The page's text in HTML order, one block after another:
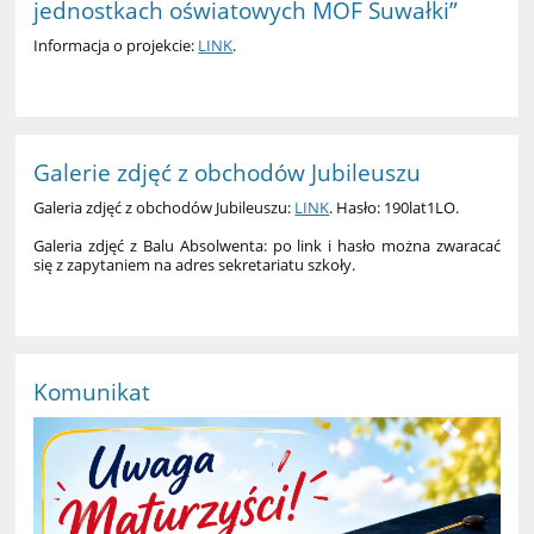
jednostkach oświatowych MOF Suwałki”
Informacja o projekcie: LINK.
Galerie zdjęć z obchodów Jubileuszu
Galeria zdjęć z obchodów Jubileuszu: LINK. Hasło: 190lat1LO.
Galeria zdjęć z Balu Absolwenta: po link i hasło można zwaracać
się z zapytaniem na adres sekretariatu szkoły.
Komunikat